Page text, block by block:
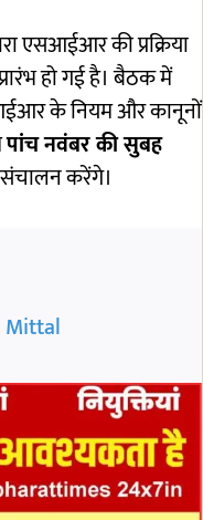
एसआईआर की प्रक्रिया
हो गई है। बैठक में
के नियम और कानूनों
पांच नवंबर की सुबह
करेंगे।
Mittal